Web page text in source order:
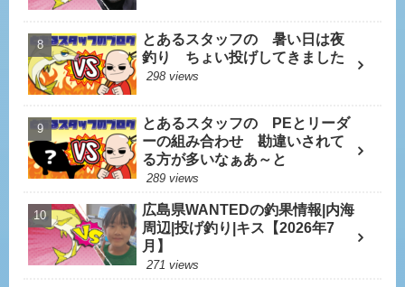
とあるスタッフの 暑い日は夜
釣り ちょい投げしてきました
298 views
とあるスタッフの PEとリーダ
ーの組み合わせ 勘違いされて
る方が多いなぁあ～と
289 views
広島県WANTEDの釣果情報|内海
周辺|投げ釣り|キス【2026年7
月】
271 views